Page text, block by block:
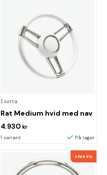
Isotta
Rat Medium hvid med nav
4.930 kr
1 variant På lager
SPAR 6%